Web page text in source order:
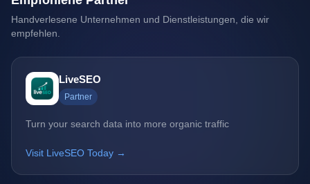
Handverlesene Unternehmen und Dienstleistungen, die wir
empfehlen.
LiveSEO
Partner
Turn your search data into more organic traffic
Visit LiveSEO Today →